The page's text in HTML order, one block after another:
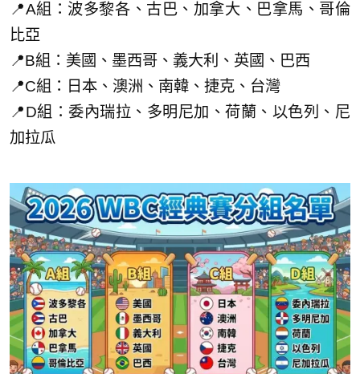
📍A組：波多黎各、古巴、加拿大、巴拿馬、哥倫
比亞
📍B組：美國、墨西哥、義大利、英國、巴西
📍C組：日本、澳洲、南韓、捷克、台灣
📍D組：委內瑞拉、多明尼加、荷蘭、以色列、尼
加拉瓜